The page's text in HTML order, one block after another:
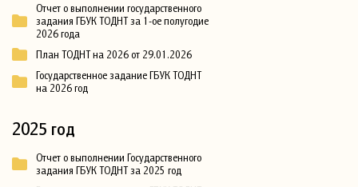
Отчет о выполнении государственного
задания ГБУК ТОДНТ за 1-ое полугодие
2026 года
План ТОДНТ на 2026 от 29.01.2026
Государственное задание ГБУК ТОДНТ
на 2026 год
2025 год
Отчет о выполнении Государственного
задания ГБУК ТОДНТ за 2025 год